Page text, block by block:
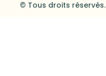
© Tous droits